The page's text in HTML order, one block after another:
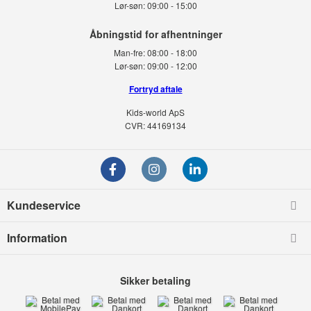
Lør-søn: 09:00 - 15:00
Man-fre:08:00 - 18:00
Lør-søn:09:00 - 12:00
Fortryd aftale
Kids-world ApS
CVR: 44169134
Kundeservice
Information
Sikker betaling